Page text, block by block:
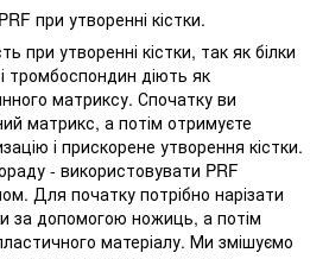
при утворенні кістки.
при утворенні кістки, так як білки
тромбоспондин діють як
матриксу. Спочатку ви
матрикс, а потім отримуєте
і прискорене утворення кістки.
- використовувати PRF
Для початку потрібно нарізати
за допомогою ножиць, а потім
матеріалу. Ми змішуємо